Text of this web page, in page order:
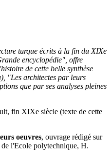
turque écrits à la fin du XIXe
encyclopédie", offre
de cette belle synthèse
"Les architectes par leurs
que par ses analyses pleines
fin XIXe siècle (texte de cette
oeuvres, ouvrage rédigé sur
l'Ecole polytechnique, H.